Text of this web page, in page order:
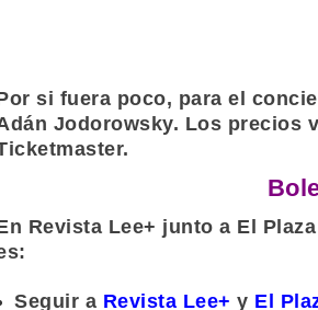
si fuera poco, para el
Jodorowsky. Los precios
Revista Lee+ junto a El
Seguir a Revista Lee+ y El